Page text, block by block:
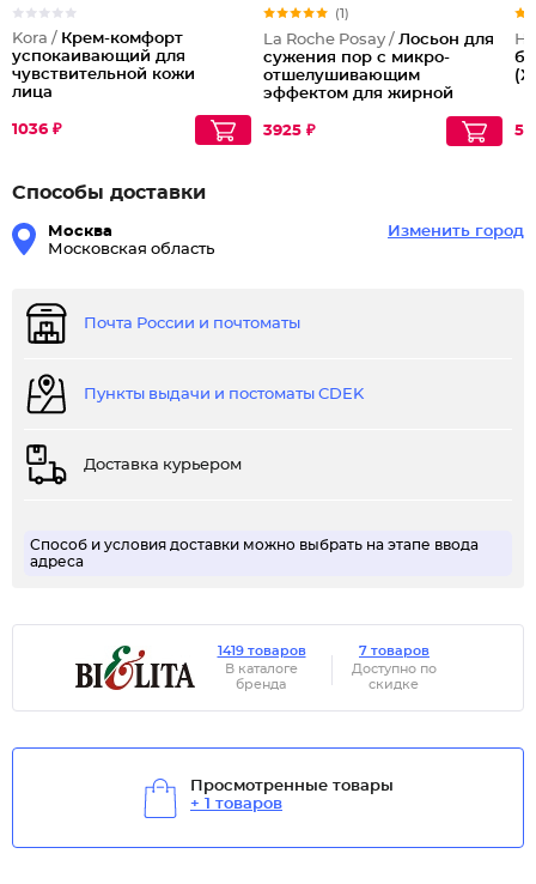
Kora / Крем-комфорт
успокаивающий для
чувствительной кожи
лица
1036 ₽
(1)
La Roche Posay / Лосьон для
сужения пор с микро-
отшелушивающим
эффектом для жирной
3925 ₽
Способы доставки
Москва
Московская область
Изменить город
Почта России и почтоматы
Пункты выдачи и постоматы CDEK
Доставка курьером
Способ и условия доставки можно выбрать на этапе ввода
адреса
1419 товаров
В каталоге
бренда
7 товаров
Доступно по
скидке
Просмотренные товары
+ 1 товаров